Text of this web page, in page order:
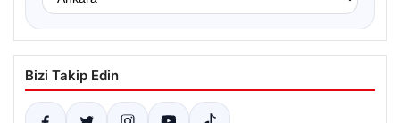
Bizi Takip Edin